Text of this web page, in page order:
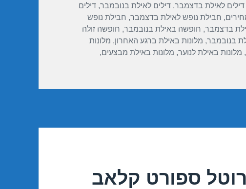
תגיות
דילים לאילת בדצמבר,דילים לאילת בנובמבר,דילים
, חבילת נופש לאילת בדצמבר, חבילת נופש
בדצמבר, חופשה באילת בנובמבר, חופשה זולה
בנובמבר, מלונות באילת ברגע האחרון, מלונות
, מלונות באילת לנוער, מלונות באילת מבצעים,
ספורט קלאב